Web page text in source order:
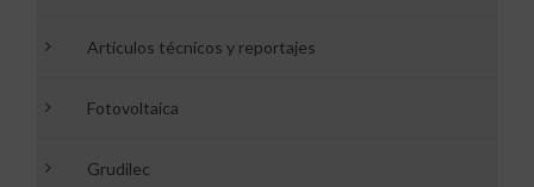
Artículos técnicos y reportajes
Fotovoltaica
Grudilec